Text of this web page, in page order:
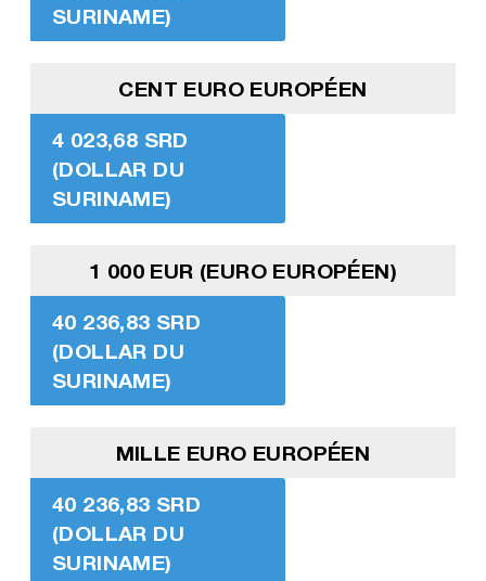
SURINAME)
CENT EURO EUROPÉEN
4 023,68 SRD
(DOLLAR DU
SURINAME)
1 000 EUR (EURO EUROPÉEN)
40 236,83 SRD
(DOLLAR DU
SURINAME)
MILLE EURO EUROPÉEN
40 236,83 SRD
(DOLLAR DU
SURINAME)